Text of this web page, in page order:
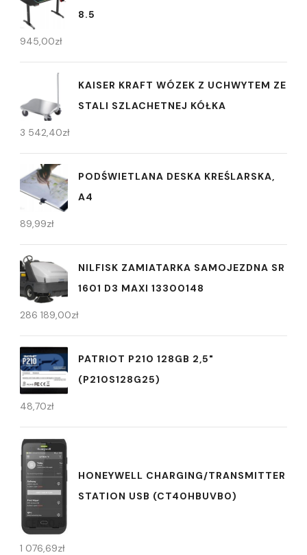
8.5
945,00zł
KAISER KRAFT WÓZEK Z UCHWYTEM ZE
STALI SZLACHETNEJ KÓŁKA
3 542,40zł
PODŚWIETLANA DESKA KREŚLARSKA,
A4
89,99zł
NILFISK ZAMIATARKA SAMOJEZDNA SR
1601 D3 MAXI 13300148
286 189,00zł
PATRIOT P210 128GB 2,5"
(P210S128G25)
48,70zł
HONEYWELL CHARGING/TRANSMITTER
STATION USB (CT40HBUVB0)
1 076,69zł